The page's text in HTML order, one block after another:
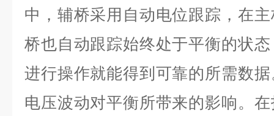
中，辅桥采用自动电位跟踪，在
桥也自动跟踪始终处于平衡的状
进行操作就能得到可靠的所需数
电压波动对平衡所带来的影响。